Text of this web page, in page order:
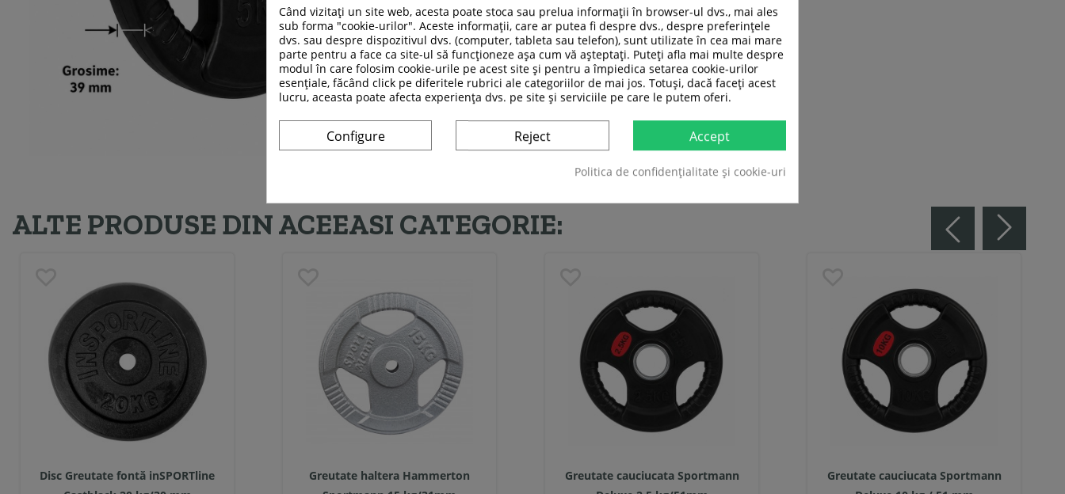
ALTE PRODUSE DIN ACEEASI CATEGORIE:
Disc Greutate fontă inSPORTline
Greutate haltera Hammerton
Greutate cauciucata Sportmann
Greutate cauciucata Sportmann
Când vizitați un site web, acesta poate stoca sau prelua informații în browser-ul dvs., mai ales
sub forma "cookie-urilor". Aceste informații, care ar putea fi despre dvs., despre preferințele
dvs. sau despre dispozitivul dvs. (computer, tableta sau telefon), sunt utilizate în cea mai mare
parte pentru a face ca site-ul să funcționeze așa cum vă așteptați. Puteți afla mai multe despre
modul în care folosim cookie-urile pe acest site și pentru a împiedica setarea cookie-urilor
esențiale, făcând click pe diferitele rubrici ale categoriilor de mai jos. Totuși, dacă faceți acest
lucru, aceasta poate afecta experiența dvs. pe site și serviciile pe care le putem oferi.
Configure Reject Accept
Politica de confidențialitate și cookie-uri